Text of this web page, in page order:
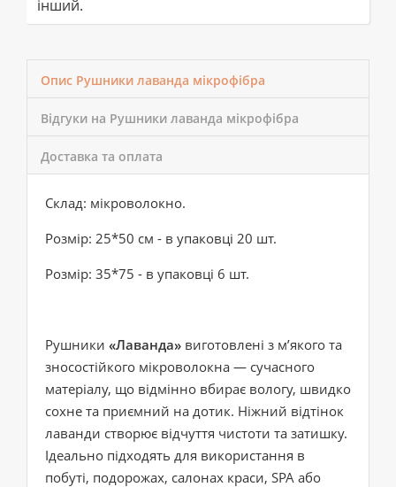
інший.
Опис Рушники лаванда мікрофібра
Відгуки на Рушники лаванда мікрофібра
Доставка та оплата
Склад: мікроволокно.
Розмір: 25*50 см - в упаковці 20 шт.
Розмір: 35*75 - в упаковці 6 шт.
Рушники «Лаванда» виготовлені з м’якого та
зносостійкого мікроволокна — сучасного
матеріалу, що відмінно вбирає вологу, швидко
сохне та приємний на дотик. Ніжний відтінок
лаванди створює відчуття чистоти та затишку.
Ідеально підходять для використання в
побуті, подорожах, салонах краси, SPA або